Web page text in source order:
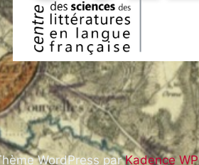
WordPress parKadence WP